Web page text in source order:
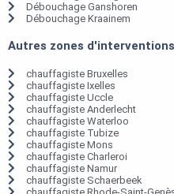
Débouchage Ganshoren
Débouchage Kraainem
Autres zones
chauffagiste Bruxelles
chauffagiste Ixelles
chauffagiste Uccle
chauffagiste Anderlecht
chauffagiste Waterloo
chauffagiste Tubize
chauffagiste Mons
chauffagiste Charleroi
chauffagiste Namur
chauffagiste Schaerbeek